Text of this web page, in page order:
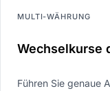
MULTI-WÄHRUNG
Wechselkurse
Führen Sie genaue